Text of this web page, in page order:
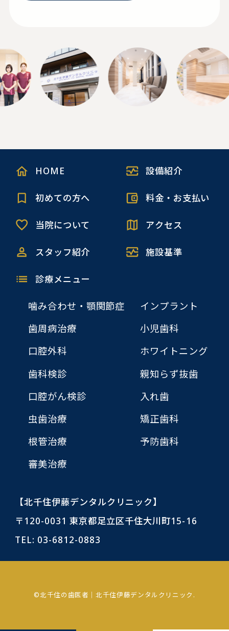
HOME
初めての方へ
当院について
スタッフ紹介
設備紹介
料金・お支払い
アクセス
施設基準
診療メニュー
噛み合わせ・顎関節症
歯周病治療
口腔外科
歯科検診
口腔がん検診
虫歯治療
根管治療
審美治療
インプラント
小児歯科
ホワイトニング
親知らず抜歯
入れ歯
矯正歯科
予防歯科
【北千住伊藤デンタルクリニック】
〒120-0031 東京都足立区千住大川町15-16
TEL: 03-6812-0883
©北千住の歯医者｜北千住伊藤デンタルクリニック.